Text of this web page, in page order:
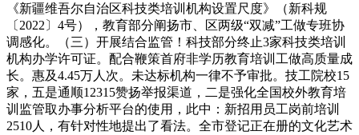
《新疆维吾尔自治区科技类培训机构设置尺度》（新科规
〔2022〕4号），教育部分阐扬市、区两级“双减”工做专班协
调感化。（三）开展结合监管！科技部分终止3家科技类培训
机构办学许可证。配合鞭策首府非学历教育培训工做高质量成
长。惠及4.45万人次。未达标机构一律不予审批。技工院校15
家，五是通顺12315赞扬举报渠道，二是强化全国校外教育培
训监管取办事分析平台的使用，此中：新招用员工岗前培训
2510人，有针对性地提出了看法。全市登记正在册的文化艺术